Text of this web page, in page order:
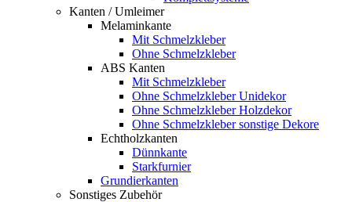
Kanten / Umleimer
Melaminkante
Mit Schmelzkleber
Ohne Schmelzkleber
ABS Kanten
Mit Schmelzkleber
Ohne Schmelzkleber Unidekor
Ohne Schmelzkleber Holzdekor
Ohne Schmelzkleber sonstige Dekore
Echtholzkanten
Dünnkante
Starkfurnier
Grundierkanten
Sonstiges Zubehör